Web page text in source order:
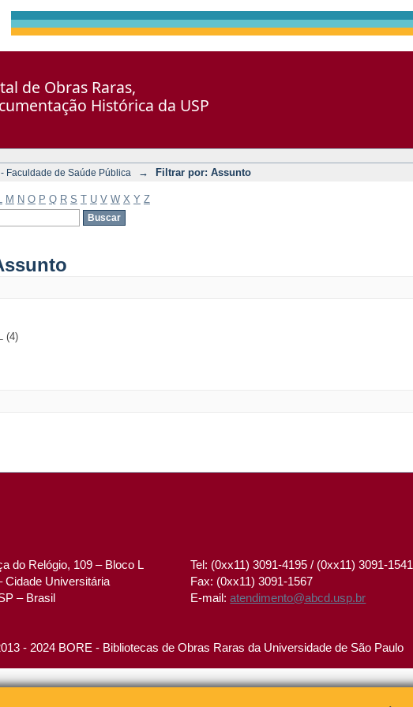
de Obras Raras,
Histórica da USP
- Faculdade de Saúde Pública → Filtrar por: Assunto
M N O P Q R S T U V W X Y Z
(4)
do Relógio, 109 – Bloco L
Cidade Universitária
– Brasil
Tel: (0xx11) 3091-4195 / (0xx11) 3091-1541
Fax: (0xx11) 3091-1567
E-mail:atendimento@abcd.usp.br
- 2024 BORE - Bibliotecas de Obras Raras da Universidade de São Paulo